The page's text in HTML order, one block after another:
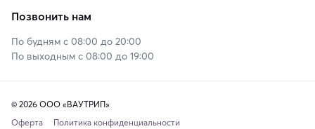
Позвонить нам
По будням с 08:00 до 20:00
По выходным с 08:00 до 19:00
© 2026 ООО «ВАУТРИП»
Оферта
Политика конфиденциальности